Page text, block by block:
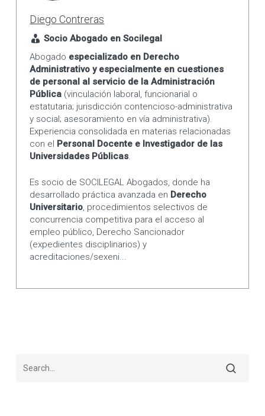
Diego Contreras
Socio Abogado en Socilegal
Abogado especializado en Derecho
Administrativo y especialmente en cuestiones
de personal al servicio de la Administración
Pública (vinculación laboral, funcionarial o
estatutaria; jurisdicción contencioso-administrativa
y social; asesoramiento en vía administrativa).
Experiencia consolidada en materias relacionadas
con el
Personal Docente e Investigador de las
Universidades Públicas.
Es socio de SOCILEGAL Abogados, donde ha
desarrollado práctica avanzada en Derecho
Universitario, procedimientos selectivos de
concurrencia competitiva para el acceso al
empleo público, Derecho Sancionador
(expedientes disciplinarios) y
acreditaciones/sexeni...